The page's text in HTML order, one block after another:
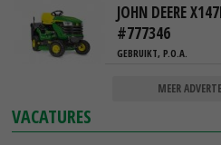
JOHN DEERE
#777346
GEBRUIKT, P.O.A.
MEER
VACATURES